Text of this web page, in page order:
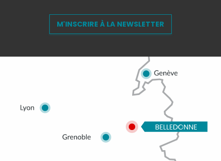
M'INSCRIRE À LA NEWSLETTER